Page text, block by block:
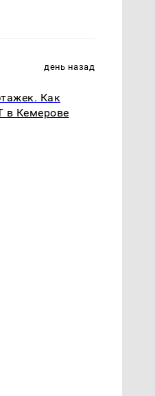
день назад
Как
в Кемерове